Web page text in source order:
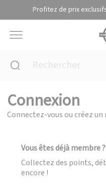
Profitez de prix
Connexion
Connectez-vous ou créez
Vous êtes déjà membre
Collectez des points,
encore !
Panneau de gestion des cookies